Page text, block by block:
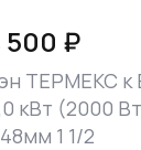
500 ₽
ТЕРМЕКС к
кВт (2000
1 1/2